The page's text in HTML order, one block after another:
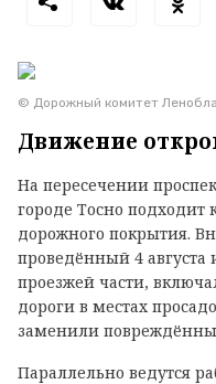
© Дорожный комитет
Движение
На пересечении
городе Тосно подходит
дорожного покрытия.
проведённый 4 августа
проезжей части,
дороги в местах
заменили
Параллельно ведутся